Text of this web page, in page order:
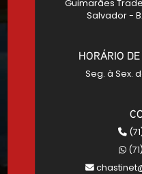
Guimarães
Salvador -
HORÁRIO
Seg. à Sex.